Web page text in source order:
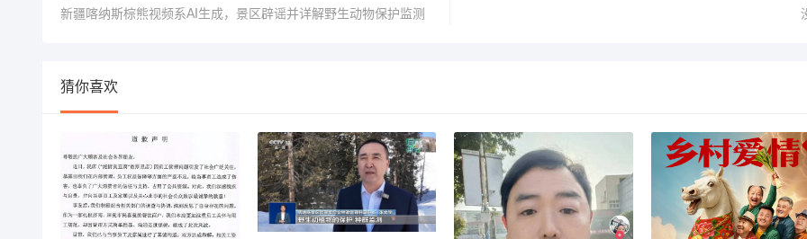
新疆喀纳斯棕熊视频系AI生成，景区辟谣并详解野生动物保护监测
猜你喜欢